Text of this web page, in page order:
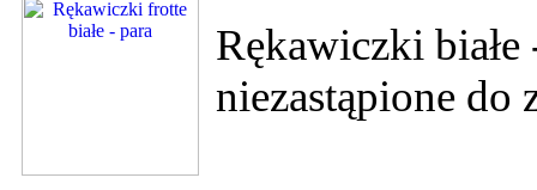
Rękawiczki
niezastąpione do